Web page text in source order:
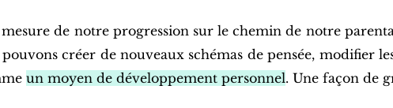
de notre progression sur le chemin de notre
créer de nouveaux schémas de pensée, modifier
un moyen de développement personnel. Une façon de